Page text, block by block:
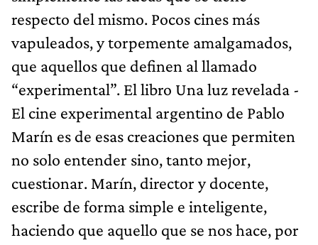
respecto del mismo. Pocos cines más
vapuleados, y torpemente amalgamados,
que aquellos que definen al llamado
“experimental”. El libro Una luz revelada -
El cine experimental argentino de Pablo
Marín es de esas creaciones que permiten
no solo entender sino, tanto mejor,
cuestionar. Marín, director y docente,
escribe de forma simple e inteligente,
haciendo que aquello que se nos hace, por